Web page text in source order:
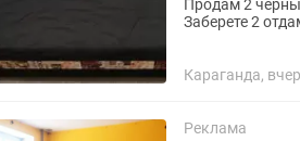
Продам 2
Заберете 2
Караганда,
Реклама